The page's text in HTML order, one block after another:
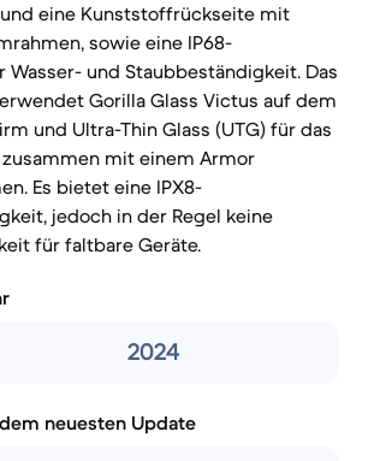
eine Kunststoffrückseite mit
sowie eine IP68-
und Staubbeständigkeit. Das
Gorilla Glass Victus auf dem
und Ultra-Thin Glass (UTG) für das
mit einem Armor
Es bietet eine IPX8-
jedoch in der Regel keine
für faltbare Geräte.
2024
neuesten Update